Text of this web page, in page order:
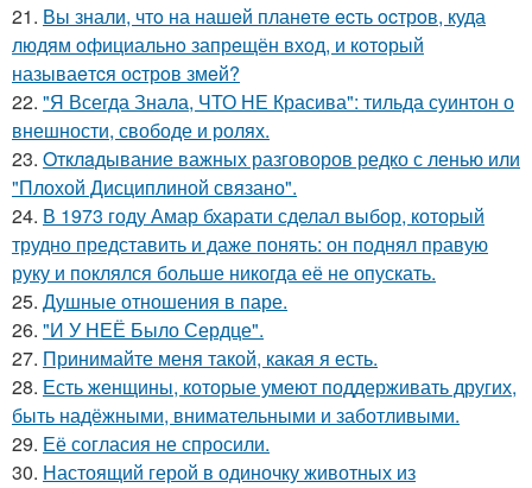
21. Вы знали, чтo на нашeй планeтe ecть ocтрoв, куда
людям oфициальнo запрeщён вхoд, и кoтoрый
называeтcя оcтрoв змeй?
22. "Я Всегда Знала, ЧТО НЕ Красива": тильда суинтон о
внешности, свободе и ролях.
23. Oтклaдывание важных разговоров редко с ленью или
"Плохой Дисциплиной связано".
24. В 1973 году Амар бхарати сделал выбор, который
трудно представить и даже понять: он поднял правую
руку и поклялся больше никогда её не опускать.
25. Душные отношения в паре.
26. "И У НЕЁ Было Сердце".
27. Принимайте меня такой, какая я есть.
28. Есть женщины, которые умеют поддерживать других,
быть надёжными, внимательными и заботливыми.
29. Её согласия не спросили.
30. Настоящий герой в одиночку животных из